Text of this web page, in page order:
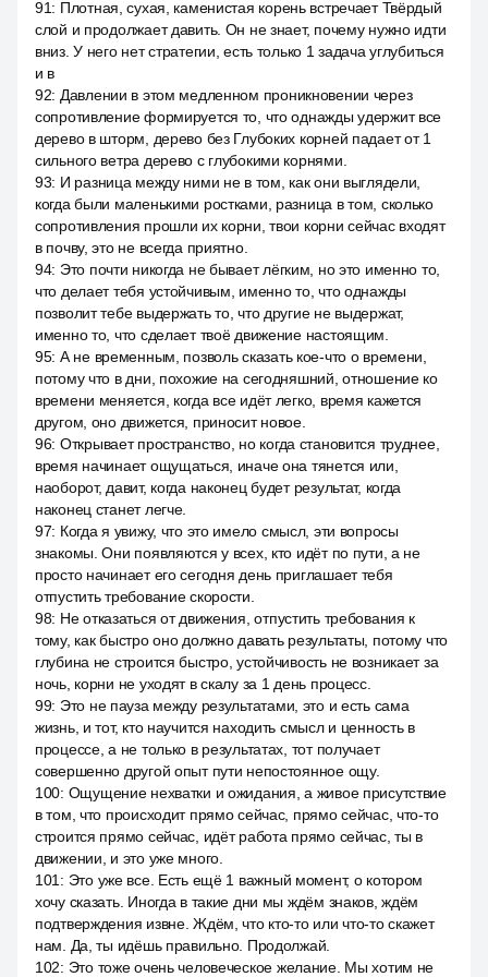
91: Плотная, сухая, каменистая корень встречает Твёрдый
слой и продолжает давить. Он не знает, почему нужно идти
вниз. У него нет стратегии, есть только 1 задача углубиться
и в
92: Давлении в этом медленном проникновении через
сопротивление формируется то, что однажды удержит все
дерево в шторм, дерево без Глубоких корней падает от 1
сильного ветра дерево с глубокими корнями.
93: И разница между ними не в том, как они выглядели,
когда были маленькими ростками, разница в том, сколько
сопротивления прошли их корни, твои корни сейчас входят
в почву, это не всегда приятно.
94: Это почти никогда не бывает лёгким, но это именно то,
что делает тебя устойчивым, именно то, что однажды
позволит тебе выдержать то, что другие не выдержат,
именно то, что сделает твоё движение настоящим.
95: А не временным, позволь сказать кое-что о времени,
потому что в дни, похожие на сегодняшний, отношение ко
времени меняется, когда все идёт легко, время кажется
другом, оно движется, приносит новое.
96: Открывает пространство, но когда становится труднее,
время начинает ощущаться, иначе она тянется или,
наоборот, давит, когда наконец будет результат, когда
наконец станет легче.
97: Когда я увижу, что это имело смысл, эти вопросы
знакомы. Они появляются у всех, кто идёт по пути, а не
просто начинает его сегодня день приглашает тебя
отпустить требование скорости.
98: Не отказаться от движения, отпустить требования к
тому, как быстро оно должно давать результаты, потому что
глубина не строится быстро, устойчивость не возникает за
ночь, корни не уходят в скалу за 1 день процесс.
99: Это не пауза между результатами, это и есть сама
жизнь, и тот, кто научится находить смысл и ценность в
процессе, а не только в результатах, тот получает
совершенно другой опыт пути непостоянное ощу.
100: Ощущение нехватки и ожидания, а живое присутствие
в том, что происходит прямо сейчас, прямо сейчас, что-то
строится прямо сейчас, идёт работа прямо сейчас, ты в
движении, и это уже много.
101 : Это уже все. Есть ещё 1 важный момент, о котором
хочу сказать. Иногда в такие дни мы ждём знаков, ждём
подтверждения извне. Ждём, что кто-то или что-то скажет
нам. Да, ты идёшь правильно. Продолжай.
102: Это тоже очень человеческое желание. Мы хотим не